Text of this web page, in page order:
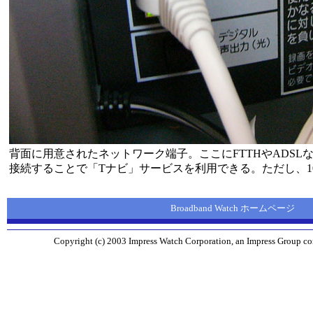
背面に用意されたネットワーク端子。ここにFTTHやADSL
接続することで「Tナビ」サービスを利用できる。ただし、
Broadband Watch ホームページ
Copyright (c) 2003 Impress Watch Corporation, an Impress Group